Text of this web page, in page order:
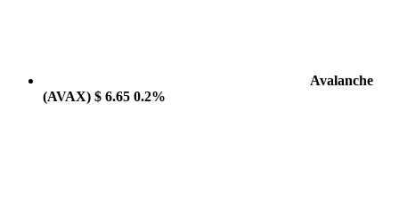
Avalanche
(AVAX) $ 6.65 0.2%